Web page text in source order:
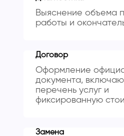
Выяснение объема
работы и
Договор
Оформление
документа,
перечень услуг и
фиксированную
Замена